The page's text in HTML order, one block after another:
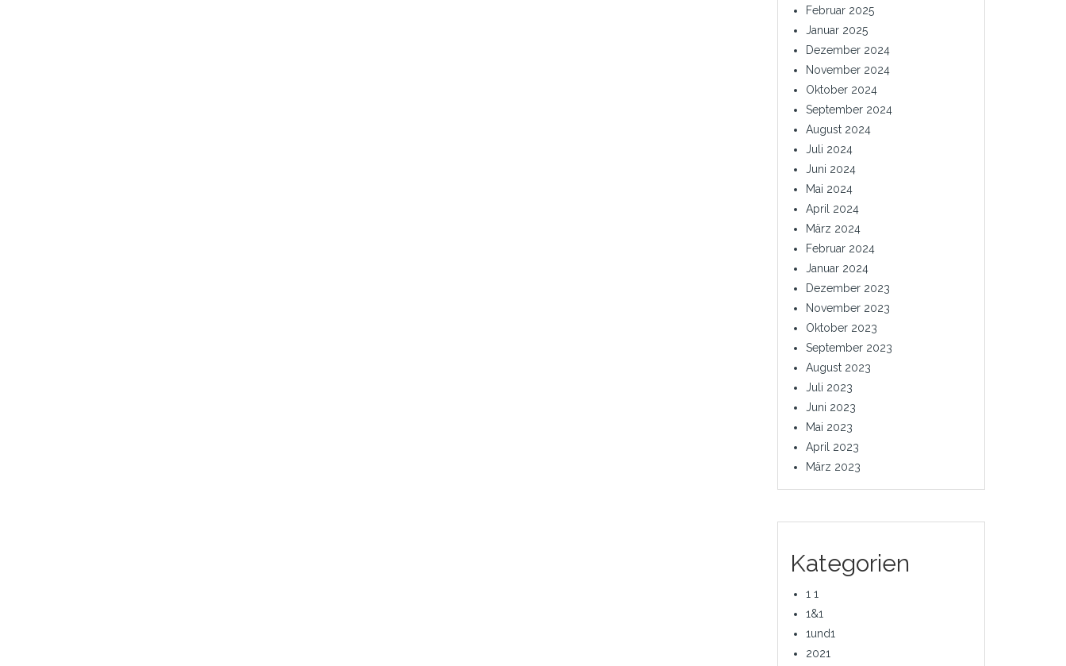
Februar 2025
Januar 2025
Dezember 2024
November 2024
Oktober 2024
September 2024
August 2024
Juli 2024
Juni 2024
Mai 2024
April 2024
März 2024
Februar 2024
Januar 2024
Dezember 2023
November 2023
Oktober 2023
September 2023
August 2023
Juli 2023
Juni 2023
Mai 2023
April 2023
März 2023
Kategorien
1 1
1&1
1und1
2021